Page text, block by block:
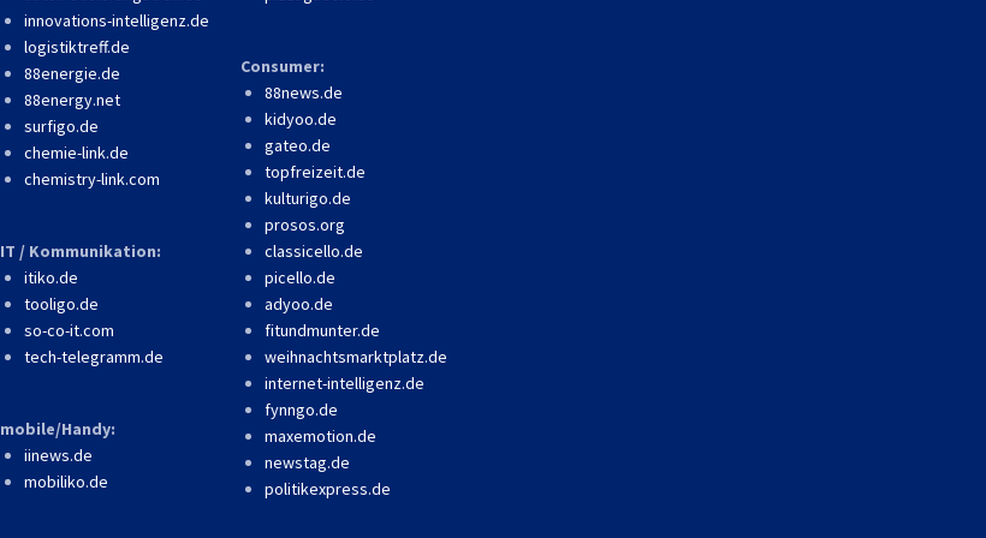
innovations-intelligenz.de
logistiktreff.de
88energie.de
88energy.net
surfigo.de
chemie-link.de
chemistry-link.com
IT / Kommunikation:
itiko.de
tooligo.de
so-co-it.com
tech-telegramm.de
mobile/Handy:
iinews.de
mobiliko.de
Consumer:
88news.de
kidyoo.de
gateo.de
topfreizeit.de
kulturigo.de
prosos.org
classicello.de
picello.de
adyoo.de
fitundmunter.de
weihnachtsmarktplatz.de
internet-intelligenz.de
fynngo.de
maxemotion.de
newstag.de
politikexpress.de